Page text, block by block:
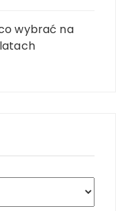
wybrać na